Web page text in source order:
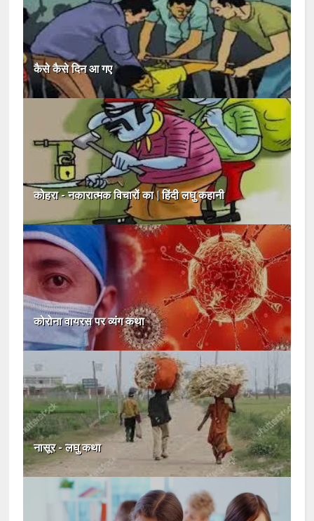
कैसे कैसे दिन आ गए
कोहरा - नकारात्मक विचारों का | हिंदी लघु कहानी
कोरोना वायरस पर व्यंग कथा
नासूर - लघु कथा